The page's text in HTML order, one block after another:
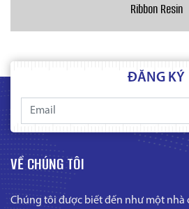
Ribbon Resin
ĐĂNG KÝ
VỀ CHÚNG TÔI
Chúng tôi được biết đến như một nhà